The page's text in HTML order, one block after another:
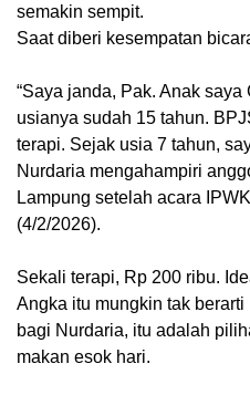
semakin sempit.
Saat diberi kesempatan
“Saya janda, Pak. Anak
usianya sudah 15 tahun.
terapi. Sejak usia 7 tahun,
Nurdaria mengahampiri
Lampung setelah acara
(4/2/2026).
Sekali terapi, Rp 200 ribu.
Angka itu mungkin tak
bagi Nurdaria, itu adalah
makan esok hari.